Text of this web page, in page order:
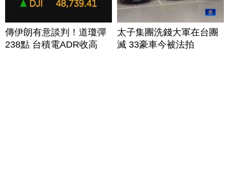
傳伊朗有意談判！道瓊彈
238點 台積電ADR收高
太子集團洗錢大軍在台團
滅 33豪車今被法拍